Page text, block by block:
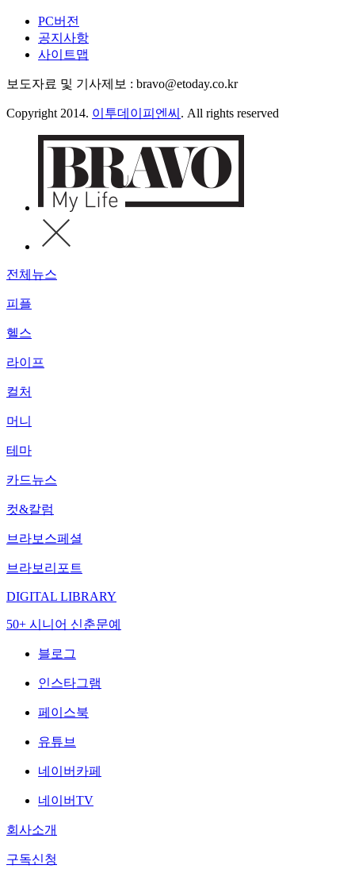
PC버전
공지사항
사이트맵
보도자료 및 기사제보 : bravo@etoday.co.kr
Copyright 2014. 이투데이피엔씨 . All rights reserved
전체뉴스
피플
헬스
라이프
컬처
머니
테마
카드뉴스
컷&칼럼
브라보스페셜
브라보리포트
DIGITAL LIBRARY
50+ 시니어 신춘문예
블로그
인스타그램
페이스북
유튜브
네이버카페
네이버TV
회사소개
구독신청